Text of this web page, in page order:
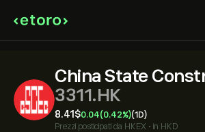
China State
3311.HK
8.41‎$‎0.04(0.42%)(1D)
Prezzi posticipati da HKEX • in HKD